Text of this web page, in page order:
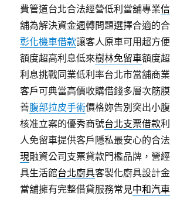
費管道台北合法經營低利當舖專業
舖為解決資金週轉問題選擇合適的
彰化機車借款讓客人原車可用超方
額度超高利息低來樹林免留車額度
利息挑戰同業低利率台北市當舖商業
客戶可典當高價收購借錢多層次筋
善腹部拉皮手術價格妳告別突出小
核准立案的優秀商號台北支票借款
人免留車提供客戶隱私最安心的合
現融資公司支票貸款門檻品牌，營
具生活館台北廚具客製化廚具設計
當舖擁有完整借貸服務常見中和汽